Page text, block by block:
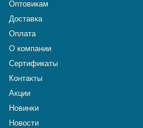
Оптовикам
Доставка
Оплата
О компании
Сертификаты
Контакты
Акции
Новинки
Новости